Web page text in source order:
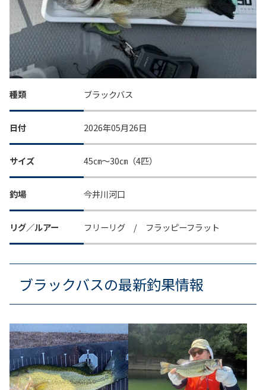
種類 ブラックバス
日付 2026年05月26日
サイズ 45㎝～30㎝（4匹）
釣場 今井川河口
リグ／ルアー フリーリグ / フラッピーフラット
ブラックバスの最新釣果情報